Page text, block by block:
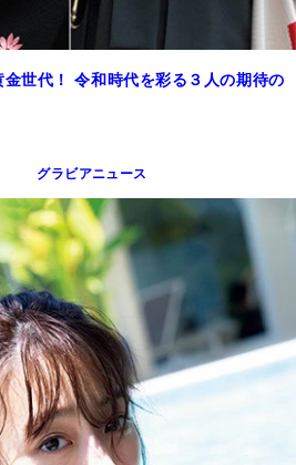
金世代！ 令和時代を彩る３人の期待の
グラビアニュース